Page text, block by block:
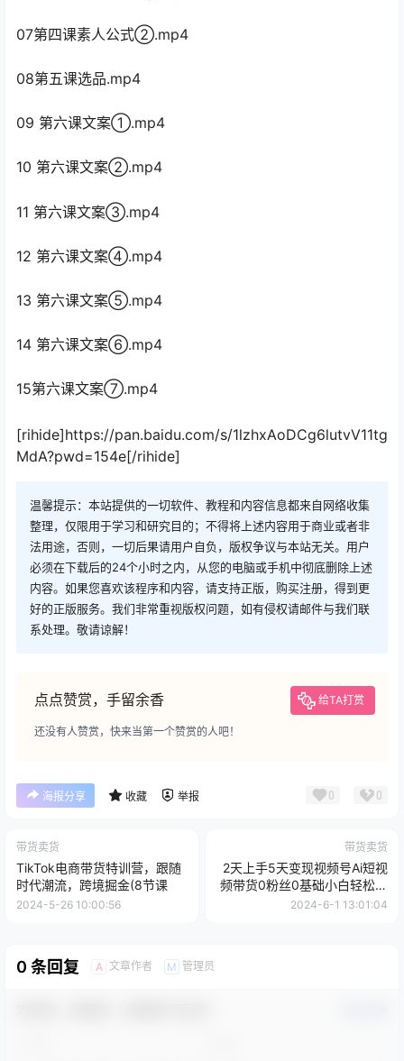
07第四课素人公式②.mp4
08第五课选品.mp4
09 第六课文案①.mp4
10 第六课文案②.mp4
11 第六课文案③.mp4
12 第六课文案④.mp4
13 第六课文案⑤.mp4
14 第六课文案⑥.mp4
15第六课文案⑦.mp4
[rihide]https://pan.baidu.com/s/1lzhxAoDCg6lutvV11tg
MdA?pwd=154e[/rihide]
温馨提示：本站提供的一切软件、教程和内容信息都来自网络收集
整理，仅限用于学习和研究目的；不得将上述内容用于商业或者非
法用途，否则，一切后果请用户自负，版权争议与本站无关。用户
必须在下载后的24个小时之内，从您的电脑或手机中彻底删除上述
内容。如果您喜欢该程序和内容，请支持正版，购买注册，得到更
好的正版服务。我们非常重视版权问题，如有侵权请邮件与我们联
系处理。敬请谅解！
点点赞赏，手留余香 给TA打赏
还没有人赞赏，快来当第一个赞赏的人吧！
海报分享 收藏 举报 0 0
带货卖货
TikTok电商带货特训营，跟随
时代潮流，跨境掘金(8节课
2024-5-26 10:00:56
带货卖货
2天上手5天变现视频号Ai短视
频带货0粉丝0基础小白轻松月
入过万
2024-6-1 13:01:04
0 条回复 A 文章作者 M 管理员